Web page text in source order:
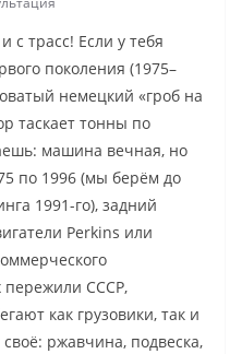
с трасс! Если у тебя
поколения (1975–
немецкий «гроб на
таскает тонны по
машина вечная, но
по 1996 (мы берём до
1991-го), задний
Perkins или
пережили СССР,
как грузовики, так и
ржавчина, подвеска,